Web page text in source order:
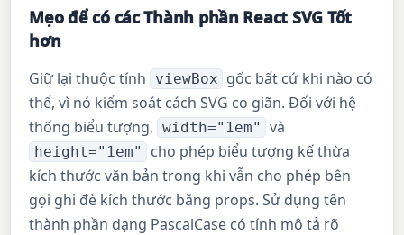
Mẹo để có các Thành phần React SVG Tốt
hơn
Giữ lại thuộc tính viewBox gốc bất cứ khi nào có
thể, vì nó kiểm soát cách SVG co giãn. Đối với hệ
thống biểu tượng, width="1em" và
height="1em"
cho phép biểu tượng kế thừa
kích thước văn bản trong khi vẫn cho phép bên
gọi ghi đè kích thước bằng props. Sử dụng tên
thành phần dạng PascalCase có tính mô tả rõ